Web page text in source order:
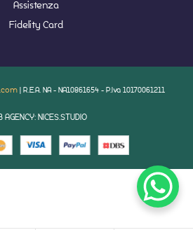
Assistenza
Fidelity Card
| R.E.A. NA - NA10861654 - P.Iva 10170061211
AGENCY: NICES.STUDIO